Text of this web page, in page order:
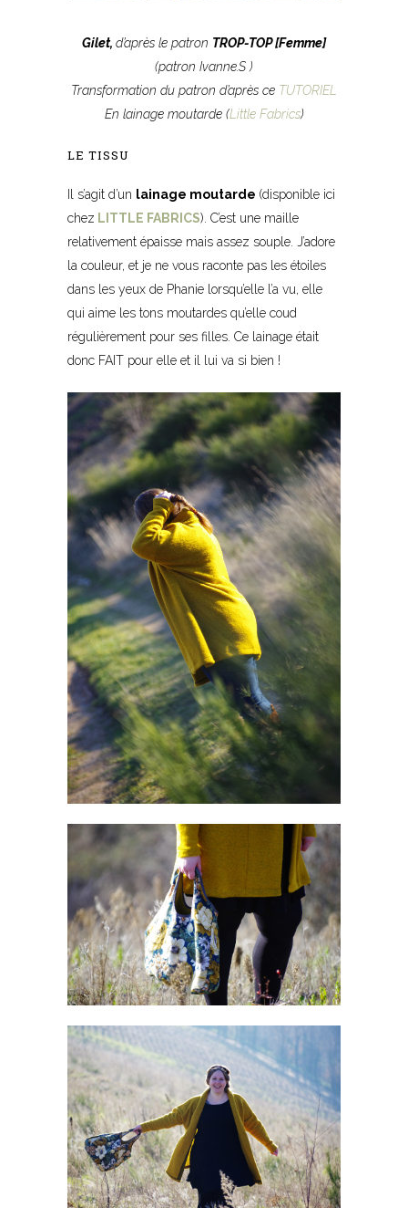
Gilet, d’après le patron TROP-TOP [Femme]
(patron Ivanne.S )
Transformation du patron d’après ce TUTORIEL
En lainage moutarde (Little Fabrics)
LE TISSU
Il s’agit d’un lainage moutarde (disponible ici
chez LITTLE FABRICS). C’est une maille
relativement épaisse mais assez souple. J’adore
la couleur, et je ne vous raconte pas les étoiles
dans les yeux de Phanie lorsqu’elle l’a vu, elle
qui aime les tons moutardes qu’elle coud
régulièrement pour ses filles. Ce lainage était
donc FAIT pour elle et il lui va si bien !